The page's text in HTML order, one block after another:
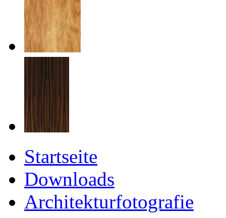
Startseite
Downloads
Architekturfotografie